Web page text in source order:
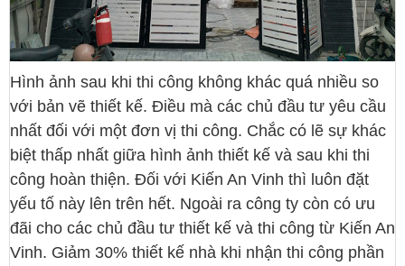
Hình ảnh sau khi thi công không khác quá nhiều so
với bản vẽ thiết kế. Điều mà các chủ đầu tư yêu cầu
nhất đối với một đơn vị thi công. Chắc có lẽ sự khác
biệt thấp nhất giữa hình ảnh thiết kế và sau khi thi
công hoàn thiện. Đối với Kiến An Vinh thì luôn đặt
yếu tố này lên trên hết. Ngoài ra công ty còn có ưu
đãi cho các chủ đầu tư thiết kế và thi công từ Kiến An
Vinh. Giảm 30% thiết kế nhà khi nhận thi công phần